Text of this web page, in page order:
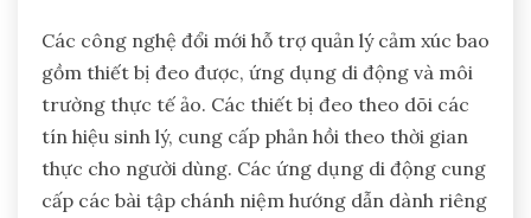
Các công nghệ đổi mới hỗ trợ quản lý cảm xúc bao
gồm thiết bị đeo được, ứng dụng di động và môi
trường thực tế ảo. Các thiết bị đeo theo dõi các
tín hiệu sinh lý, cung cấp phản hồi theo thời gian
thực cho người dùng. Các ứng dụng di động cung
cấp các bài tập chánh niệm hướng dẫn dành riêng